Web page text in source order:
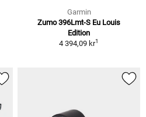
Garmin
Zumo 396Lmt-S Eu Louis
Edition
4 394,09 kr1